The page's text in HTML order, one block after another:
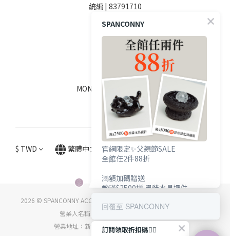
統編 | 83791710
SOCIALS
線上客服
MON - FRI / 9:00 - 18:00
$ TWD 繁體中文
2026 © SPANCONNY ACCESSORY CO., LTD. ALL RIGHTS RESERVED.
營業人名稱：詩品康妮國際時尚有限公司
營業地址：新北市中和區中正路716號5樓之5
SPANCONNY
官網限定✨父親節SALE
全館任2件88折
滿額加碼贈送
💝滿$2500送 黑貓水晶擺件
回覆至 SPANCONNY
訂閱領取折扣碼👇🏻